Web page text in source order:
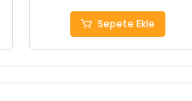
Sepete Ekle